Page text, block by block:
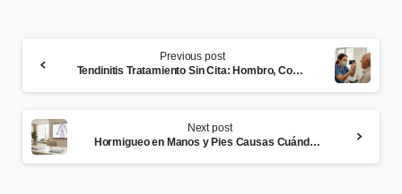
Reading
Previous post
Tendinitis Tratamiento Sin Cita: Hombro, Codo, Rodilla
Next post
Hormigueo en Manos y Pies Causas Cuándo Preocuparse y Qué Hacer